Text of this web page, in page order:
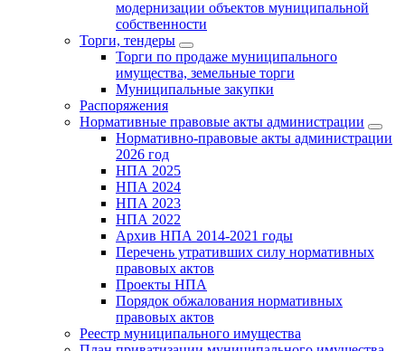
модернизации объектов муниципальной
собственности
Торги, тендеры
Торги по продаже муниципального
имущества, земельные торги
Муниципальные закупки
Распоряжения
Нормативные правовые акты администрации
Нормативно-правовые акты администрации
2026 год
НПА 2025
НПА 2024
НПА 2023
НПА 2022
Архив НПА 2014-2021 годы
Перечень утративших силу нормативных
правовых актов
Проекты НПА
Порядок обжалования нормативных
правовых актов
Реестр муниципального имущества